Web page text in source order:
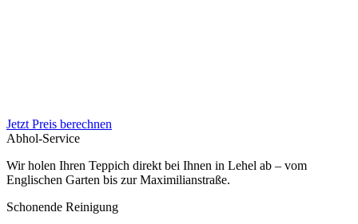
Jetzt Preis berechnen
Abhol-Service
Wir holen Ihren Teppich direkt bei Ihnen in Lehel ab – vom
Englischen Garten bis zur Maximilianstraße.
Schonende Reinigung